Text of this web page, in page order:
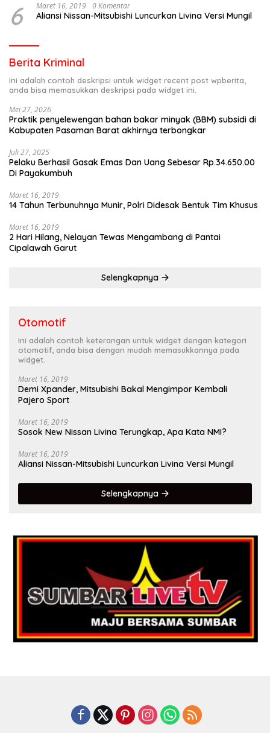
6 Maret 16, 2019 0 Komentar
Aliansi Nissan-Mitsubishi Luncurkan Livina Versi Mungil
Berita Kriminal
Ini adalah contoh deskripsi untuk widget recent post wpberita,
anda bisa memasukkan deskripsi pada widget ini.
Mei 27, 2026
Praktik penyelewengan bahan bakar minyak (BBM) subsidi di
Kabupaten Pasaman Barat akhirnya terbongkar
Juli 27, 2025
Pelaku Berhasil Gasak Emas Dan Uang Sebesar Rp.34.650.00
Di Payakumbuh
Maret 16, 2019
14 Tahun Terbunuhnya Munir, Polri Didesak Bentuk Tim Khusus
Maret 16, 2019
2 Hari Hilang, Nelayan Tewas Mengambang di Pantai
Cipalawah Garut
Selengkapnya
Otomotif
Ini adalah contoh keterangan untuk widget dengan kategori
otomotif, anda bisa dengan mudah memasukkannya pada
widget.
Maret 16, 2019
Demi Xpander, Mitsubishi Bakal Mengimpor Kembali
Pajero Sport
Maret 16, 2019
Sosok New Nissan Livina Terungkap, Apa Kata NMI?
Maret 16, 2019
Aliansi Nissan-Mitsubishi Luncurkan Livina Versi Mungil
Selengkapnya